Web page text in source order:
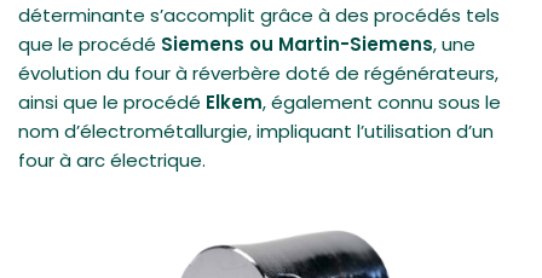
déterminante s’accomplit grâce à des procédés tels
que le procédé Siemens ou Martin-Siemens, une
évolution du four à réverbère doté de régénérateurs,
ainsi que le procédé Elkem, également connu sous le
nom d’électrométallurgie, impliquant l’utilisation d’un
four à arc électrique.